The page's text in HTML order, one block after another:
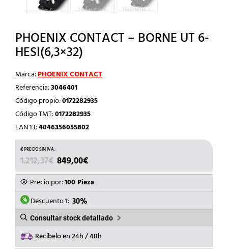
PHOENIX CONTACT – BORNE UT 6-
HESI(6,3×32)
Marca:PHOENIX CONTACT
Referencia:3046401
Código propio:0172282935
Código TMT:0172282935
EAN 13:4046356055802
1.212,37€ EL
PRECIO
ORIGINAL
ERA:
1.212,37€.
849,00€
PRECIO
ACTUAL
ES:
Precio por:100 Pieza
Descuento 1: 30%
Consultar stock detallado
Recíbelo en 24h / 48h